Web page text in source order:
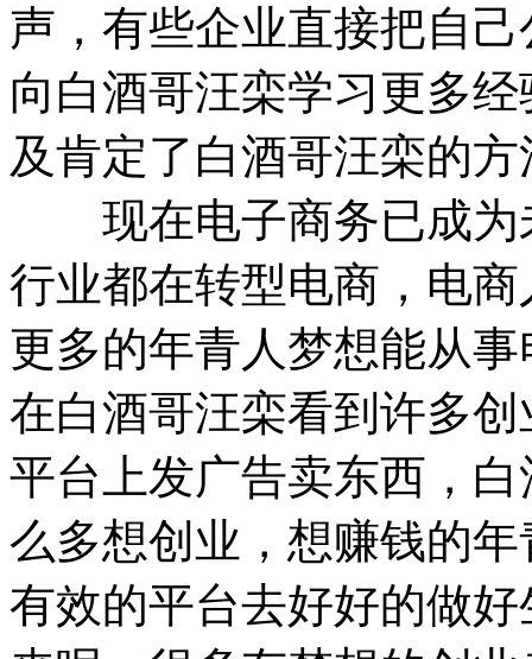
声，有些企业直接把自
向白酒哥汪栾学习更多
及肯定了白酒哥汪栾的
现在电子商务已成为
行业都在转型电商，电
更多的年青人梦想能从
在白酒哥汪栾看到许多
平台上发广告卖东西，
么多想创业，想赚钱的
有效的平台去好好的做